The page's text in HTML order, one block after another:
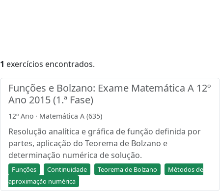
1 exercícios encontrados.
Funções e Bolzano: Exame Matemática A 12º
Ano 2015 (1.ª Fase)
12º Ano · Matemática A (635)
Resolução analítica e gráfica de função definida por
partes, aplicação do Teorema de Bolzano e
determinação numérica de solução.
Funções Continuidade Teorema de Bolzano
Métodos de
aproximação numérica